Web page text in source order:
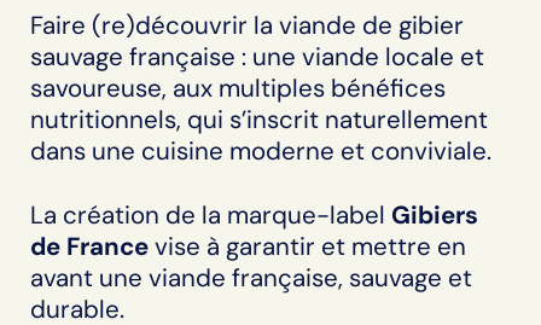
Faire (re)découvrir la viande de gibier
sauvage française : une viande locale et
savoureuse, aux multiples bénéfices
nutritionnels, qui s’inscrit naturellement
dans une cuisine moderne et conviviale.
La création de la marque-label Gibiers
de Francevise à garantir et mettre en
avant une viande française, sauvage et
durable.​